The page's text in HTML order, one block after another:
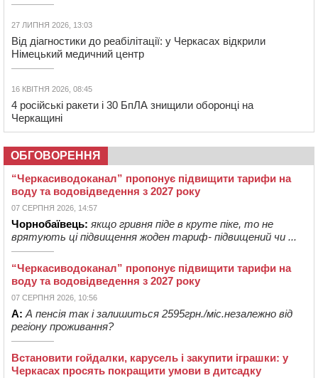
27 ЛИПНЯ 2026, 13:03
Від діагностики до реабілітації: у Черкасах відкрили
Німецький медичний центр
16 КВІТНЯ 2026, 08:45
4 російські ракети і 30 БпЛА знищили оборонці на
Черкащині
ОБГОВОРЕННЯ
“Черкасиводоканал” пропонує підвищити тарифи на
воду та водовідведення з 2027 року
07 СЕРПНЯ 2026, 14:57
Чорнобаївець: якщо гривня піде в круте піке, то не
врятують ці підвищення жоден тариф- підвищений чи ...
“Черкасиводоканал” пропонує підвищити тарифи на
воду та водовідведення з 2027 року
07 СЕРПНЯ 2026, 10:56
А: А пенсія так і залишиться 2595грн./міс.незалежно від
регіону проживання?
Встановити гойдалки, карусель і закупити іграшки: у
Черкасах просять покращити умови в дитсадку